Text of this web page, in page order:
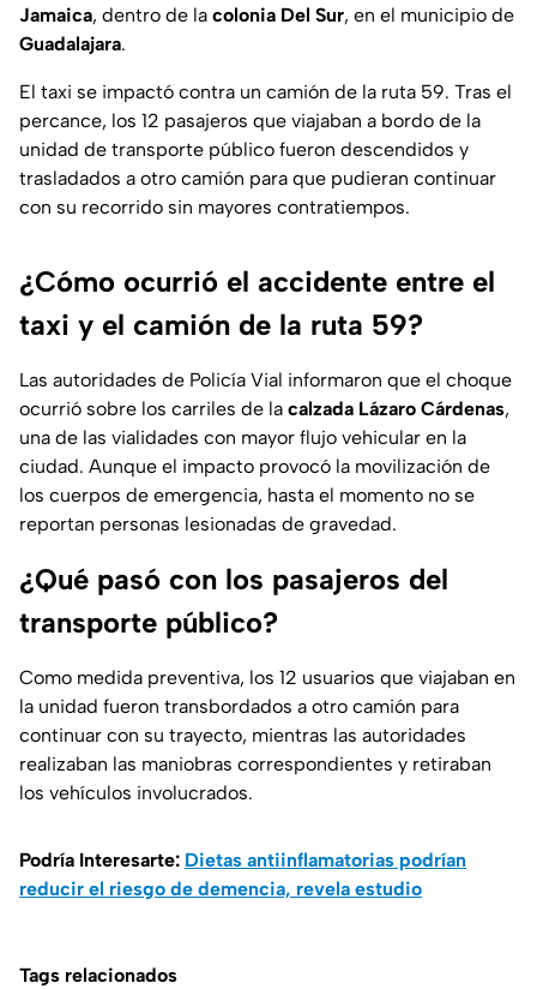
Jamaica, dentro de la colonia Del Sur, en el municipio de
Guadalajara.
El taxi se impactó contra un camión de la ruta 59. Tras el
percance, los 12 pasajeros que viajaban a bordo de la
unidad de transporte público fueron descendidos y
trasladados a otro camión para que pudieran continuar
con su recorrido sin mayores contratiempos.
¿Cómo ocurrió el accidente entre el
taxi y el camión de la ruta 59?
Las autoridades de Policía Vial informaron que el choque
ocurrió sobre los carriles de la calzada Lázaro Cárdenas,
una de las vialidades con mayor flujo vehicular en la
ciudad. Aunque el impacto provocó la movilización de
los cuerpos de emergencia, hasta el momento no se
reportan personas lesionadas de gravedad.
¿Qué pasó con los pasajeros del
transporte público?
Como medida preventiva, los 12 usuarios que viajaban en
la unidad fueron transbordados a otro camión para
continuar con su trayecto, mientras las autoridades
realizaban las maniobras correspondientes y retiraban
los vehículos involucrados.
Podría Interesarte: Dietas antiinflamatorias podrían
reducir el riesgo de demencia, revela estudio
Tags relacionados